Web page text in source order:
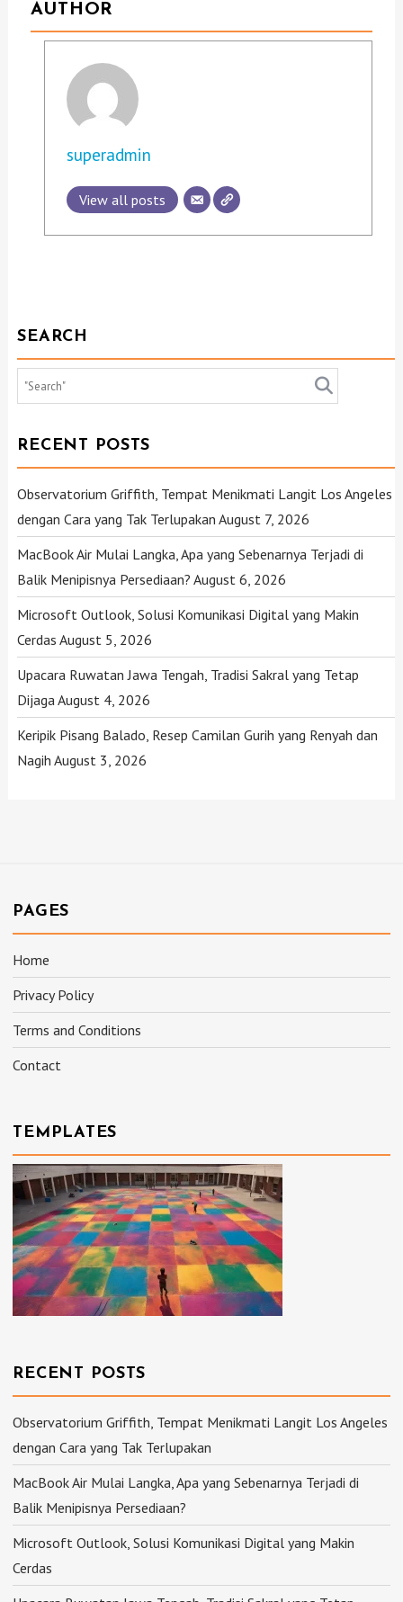
AUTHOR
superadmin
View all posts
SEARCH
RECENT POSTS
Observatorium Griffith, Tempat Menikmati Langit Los Angeles
dengan Cara yang Tak Terlupakan August 7, 2026
MacBook Air Mulai Langka, Apa yang Sebenarnya Terjadi di
Balik Menipisnya Persediaan? August 6, 2026
Microsoft Outlook, Solusi Komunikasi Digital yang Makin
Cerdas August 5, 2026
Upacara Ruwatan Jawa Tengah, Tradisi Sakral yang Tetap
DijagaAugust 4, 2026
Keripik Pisang Balado, Resep Camilan Gurih yang Renyah dan
Nagih August 3, 2026
PAGES
Home
Privacy Policy
Terms and Conditions
Contact
TEMPLATES
RECENT POSTS
Observatorium Griffith, Tempat Menikmati Langit Los Angeles
dengan Cara yang Tak Terlupakan
MacBook Air Mulai Langka, Apa yang Sebenarnya Terjadi di
Balik Menipisnya Persediaan?
Microsoft Outlook, Solusi Komunikasi Digital yang Makin
Cerdas